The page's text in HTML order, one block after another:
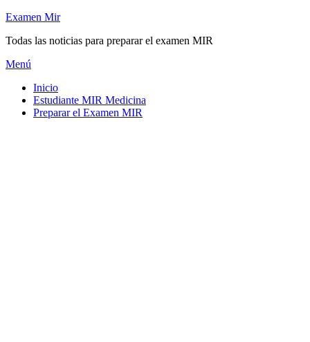
Saltar
contenido
Examen Mir
Todas las noticias para preparar el examen MIR
Menú
Inicio
Estudiante MIR Medicina
Preparar el Examen MIR